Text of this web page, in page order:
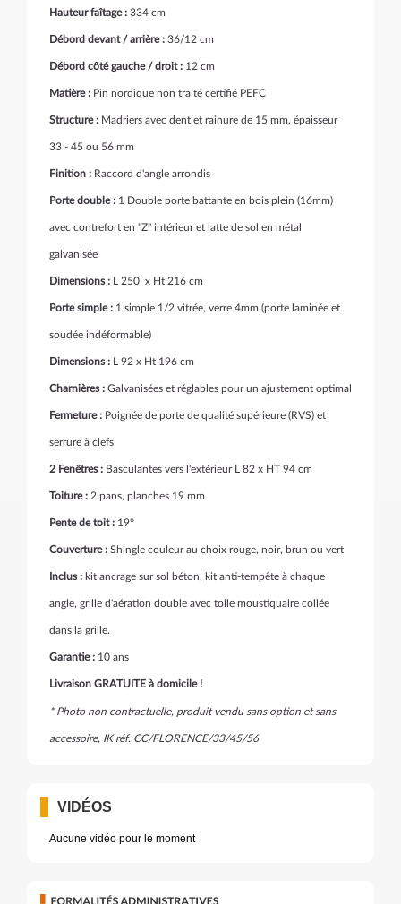
Hauteur faîtage : 334 cm
Débord devant / arrière : 36/12 cm
Débord côté gauche / droit : 12 cm
Matière : Pin nordique non traité certifié PEFC
Structure : Madriers avec dent et rainure de 15 mm, épaisseur
33 - 45 ou 56 mm
Finition : Raccord d'angle arrondis
Porte double : 1 Double porte battante en bois plein (16mm)
avec contrefort en "Z" intérieur et latte de sol en métal
galvanisée
Dimensions : L 250 x Ht 216 cm
Porte simple : 1 simple 1/2 vitrée, verre 4mm (porte laminée et
soudée indéformable)
Dimensions : L 92 x Ht 196 cm
Charnières : Galvanisées et réglables pour un ajustement optimal
Fermeture : Poignée de porte de qualité supérieure (RVS) et
serrure à clefs
2 Fenêtres : Basculantes vers l'extérieur L 82 x HT 94 cm
Toiture : 2 pans, planches 19 mm
Pente de toit : 19°
Couverture : Shingle couleur au choix rouge, noir, brun ou vert
Inclus : kit ancrage sur sol béton, kit anti-tempête à chaque
angle, grille d'aération double avec toile moustiquaire collée
dans la grille.
Garantie : 10 ans
Livraison GRATUITE à domicile !
* Photo non contractuelle, produit vendu sans option et sans
accessoire, IK réf. CC/FLORENCE/33/45/56
VIDÉOS
Aucune vidéo pour le moment